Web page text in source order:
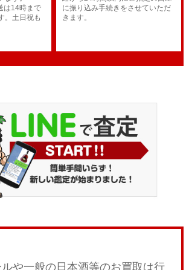
は14時まで
。土日祝も
に振り込み手続きをさせていただ
きます。
や一般の日本酒等のお買取は行